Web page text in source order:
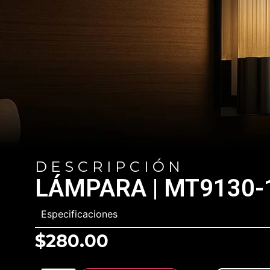
DESCRIPCIÓN
LÁMPARA | MT9130-
Especificaciones
$280.00